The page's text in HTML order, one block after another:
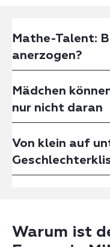
Mathe-Talent:
anerzogen?
Mädchen
nur nicht daran
Von klein auf
Warum ist